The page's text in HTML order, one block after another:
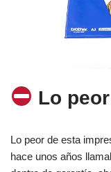
Lo peor
Lo peor de esta
hace unos años